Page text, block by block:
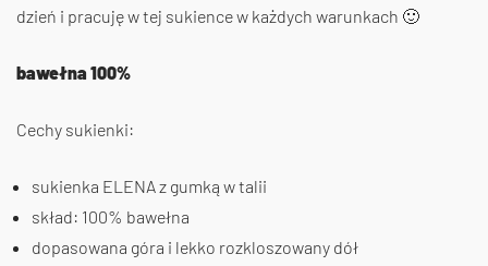
dzień i pracuję w tej sukience w każdych warunkach 🙂
bawełna 100%
Cechy sukienki:
sukienka ELENA z gumką w talii
skład: 100% bawełna
dopasowana góra i lekko rozkloszowany dół